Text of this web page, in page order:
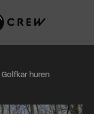
Golfkar huren